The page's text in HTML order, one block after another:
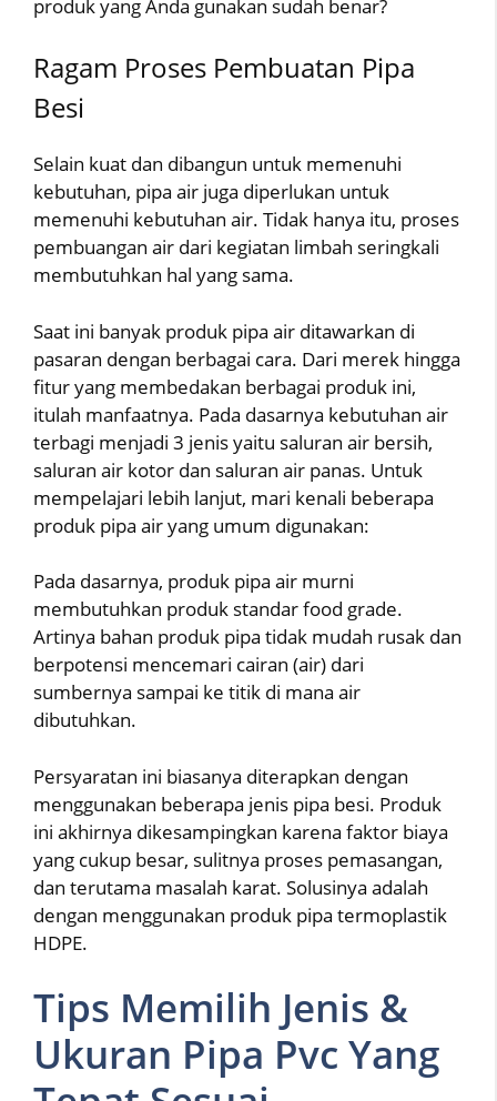
produk yang Anda gunakan sudah benar?
Ragam Proses Pembuatan Pipa
Besi
Selain kuat dan dibangun untuk memenuhi
kebutuhan, pipa air juga diperlukan untuk
memenuhi kebutuhan air. Tidak hanya itu, proses
pembuangan air dari kegiatan limbah seringkali
membutuhkan hal yang sama.
Saat ini banyak produk pipa air ditawarkan di
pasaran dengan berbagai cara. Dari merek hingga
fitur yang membedakan berbagai produk ini,
itulah manfaatnya. Pada dasarnya kebutuhan air
terbagi menjadi 3 jenis yaitu saluran air bersih,
saluran air kotor dan saluran air panas. Untuk
mempelajari lebih lanjut, mari kenali beberapa
produk pipa air yang umum digunakan:
Pada dasarnya, produk pipa air murni
membutuhkan produk standar food grade.
Artinya bahan produk pipa tidak mudah rusak dan
berpotensi mencemari cairan (air) dari
sumbernya sampai ke titik di mana air
dibutuhkan.
Persyaratan ini biasanya diterapkan dengan
menggunakan beberapa jenis pipa besi. Produk
ini akhirnya dikesampingkan karena faktor biaya
yang cukup besar, sulitnya proses pemasangan,
dan terutama masalah karat. Solusinya adalah
dengan menggunakan produk pipa termoplastik
HDPE.
Tips Memilih Jenis &
Ukuran Pipa Pvc Yang